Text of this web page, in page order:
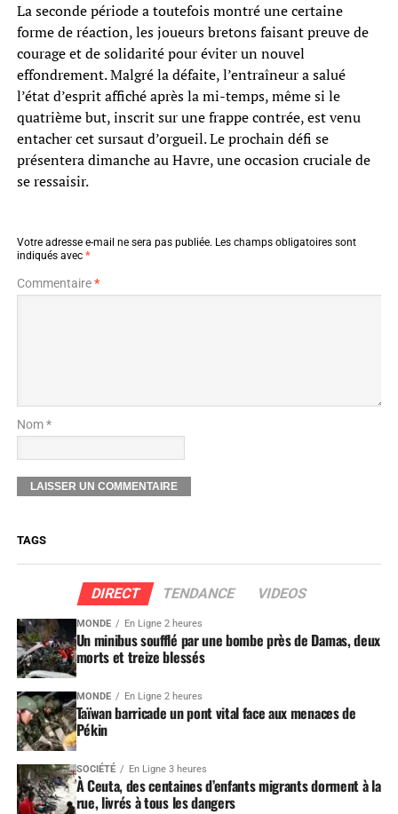
La seconde période a toutefois montré une certaine
forme de réaction, les joueurs bretons faisant preuve de
courage et de solidarité pour éviter un nouvel
effondrement. Malgré la défaite, l’entraîneur a salué
l’état d’esprit affiché après la mi-temps, même si le
quatrième but, inscrit sur une frappe contrée, est venu
entacher cet sursaut d’orgueil. Le prochain défi se
présentera dimanche au Havre, une occasion cruciale de
se ressaisir.
Votre adresse e-mail ne sera pas publiée. Les champs obligatoires sont
indiqués avec *
Commentaire*
Nom *
TAGS
DIRECT TENDANCE VIDEOS
MONDE En Ligne 2 heures
Un minibus soufflé par une bombe près de Damas, deux
morts et treize blessés
MONDE En Ligne 2 heures
Taïwan barricade un pont vital face aux menaces de
Pékin
SOCIÉTÉ En Ligne 3 heures
À Ceuta, des centaines d’enfants migrants dorment à la
rue, livrés à tous les dangers